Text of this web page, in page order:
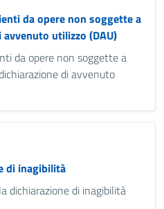
da opere non soggette a
utilizzo (DAU)
da opere non soggette a
di avvenuto
di inagibilità
dichiarazione di inagibilità